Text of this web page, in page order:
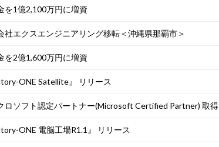
を1億2,100万円に増資
社エクスエンジニアリング移転＜沖縄県那覇市＞
を2億1,600万円に増資
ONE Satellite』 リリース
ロソフト認定パートナー(Microsoft Certified Partner) 取得
ONE 電脳工場R1.1』 リリース